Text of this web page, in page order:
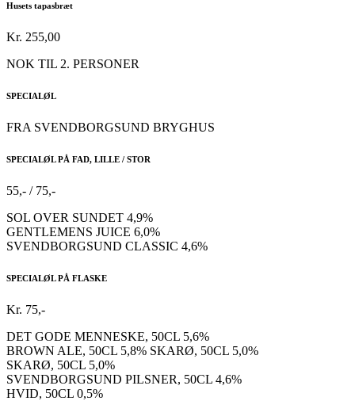
Husets tapasbræt
Kr. 255,00
NOK TIL 2. PERSONER
SPECIALØL
FRA SVENDBORGSUND BRYGHUS
SPECIALØL PÅ FAD, LILLE / STOR
55,- / 75,-
SOL OVER SUNDET 4,9%
GENTLEMENS JUICE 6,0%
SVENDBORGSUND CLASSIC 4,6%
SPECIALØL PÅ FLASKE
Kr. 75,-
DET GODE MENNESKE, 50CL 5,6%
BROWN ALE, 50CL 5,8% SKARØ, 50CL 5,0%
SKARØ, 50CL 5,0%
SVENDBORGSUND PILSNER, 50CL 4,6%
HVID, 50CL 0,5%